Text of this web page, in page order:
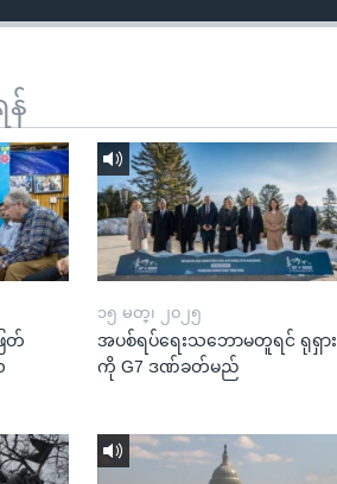
တ်
၁၅ မတ္၊ ၂၀၂၅
အပစ်ရပ်ရေးသဘောမတူရင် ရုရှား
ကို G7 ဒဏ်ခတ်မည်